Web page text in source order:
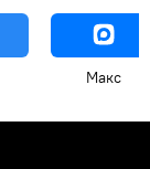
Макс